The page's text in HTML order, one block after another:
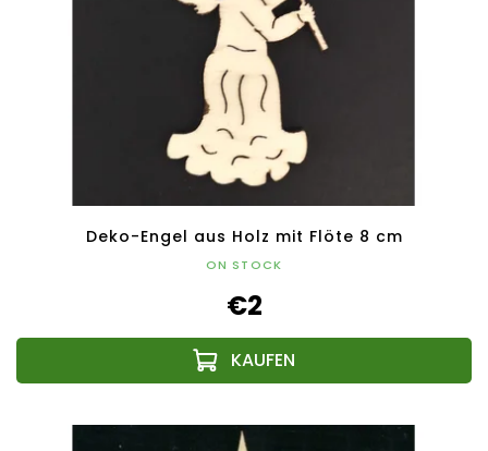
Deko-Engel aus Holz mit Flöte 8 cm
ON STOCK
€2